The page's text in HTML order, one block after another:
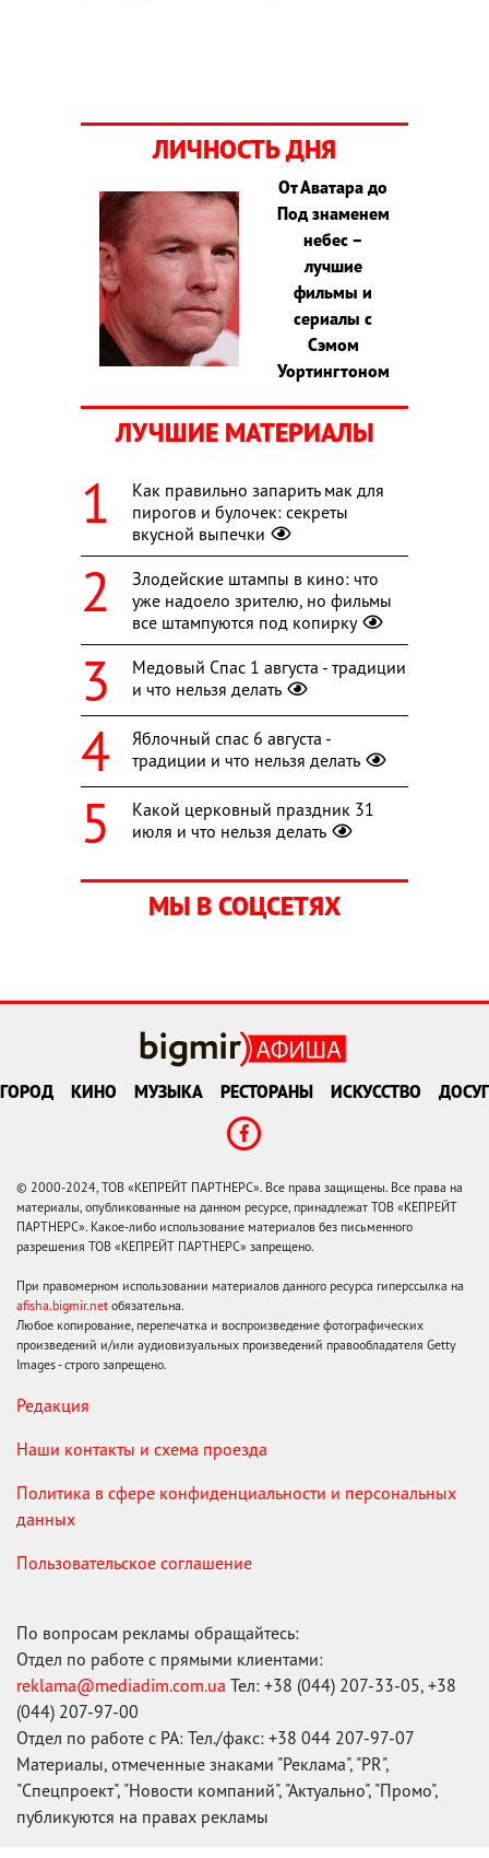
ЛИЧНОСТЬ ДНЯ
От Аватара до
Под знаменем
небес –
лучшие
фильмы и
сериалы с
Сэмом
Уортингтоном
ЛУЧШИЕ МАТЕРИАЛЫ
Как правильно запарить мак для
пирогов и булочек: секреты
вкусной выпечки
Злодейские штампы в кино: что
уже надоело зрителю, но фильмы
все штампуются под копирку
Медовый Спас 1 августа - традиции
и что нельзя делать
Яблочный спас 6 августа -
традиции и что нельзя делать
Какой церковный праздник 31
июля и что нельзя делать
МЫ В СОЦСЕТЯХ
ГОРОД КИНО МУЗЫКА РЕСТОРАНЫ ИСКУССТВО ДОСУГ
© 2000-2024, ТОВ «КЕПРЕЙТ ПАРТНЕРС». Все права защищены. Все права на
материалы, опубликованные на данном ресурсе, принадлежат ТОВ «КЕПРЕЙТ
ПАРТНЕРС». Какое-либо использование материалов без письменного
разрешения ТОВ «КЕПРЕЙТ ПАРТНЕРС» запрещено.
При правомерном использовании материалов данного ресурса гиперссылка на
afisha.bigmir.net обязательна.
Любое копирование, перепечатка и воспроизведение фотографических
произведений и/или аудиовизуальных произведений правообладателя Getty
Images - строго запрещено.
Редакция
Наши контакты и схема проезда
Политика в сфере конфиденциальности и персональных
данных
Пользовательское соглашение
По вопросам рекламы обращайтесь:
Отдел по работе с прямыми клиентами:
reklama@mediadim.com.ua Тел: +38 (044) 207-33-05, +38
(044) 207-97-00
Отдел по работе с РА: Тел./факс: +38 044 207-97-07
Материалы, отмеченные знаками "Реклама", "PR",
"Спецпроект", "Новости компаний", "Актуально", "Промо",
публикуются на правах рекламы